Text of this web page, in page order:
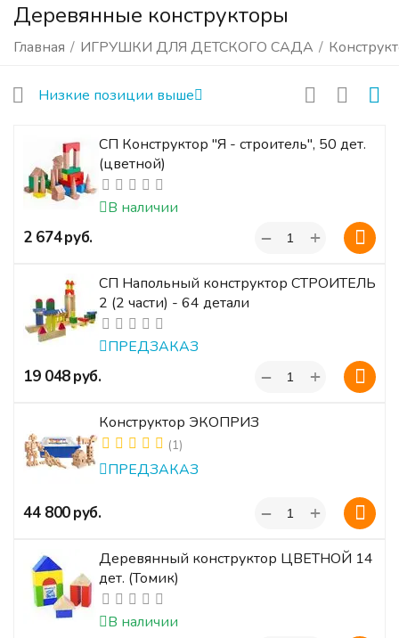
Деревянные конструкторы
Главная / ИГРУШКИ ДЛЯ ДЕТСКОГО САДА /
Низкие позиции выше
СП Конструктор "Я - строитель", 50 дет.
(цветной)
В наличии
‍2 674‍руб. +
−
СП Напольный конструктор СТРОИТЕЛЬ
2 (2 части) - 64 детали
ПРЕДЗАКАЗ
‍19 048‍руб. +
−
Конструктор ЭКОПРИЗ
(1)
ПРЕДЗАКАЗ
‍44 800‍руб. +
−
Деревянный конструктор ЦВЕТНОЙ 14
дет. (Томик)
В наличии